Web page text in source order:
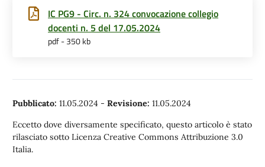
IC PG9 - Circ. n. 324 convocazione collegio
docenti n. 5 del 17.05.2024
pdf - 350 kb
Pubblicato: 11.05.2024 - Revisione: 11.05.2024
Eccetto dove diversamente specificato, questo articolo è stato
rilasciato sotto Licenza Creative Commons Attribuzione 3.0
Italia.